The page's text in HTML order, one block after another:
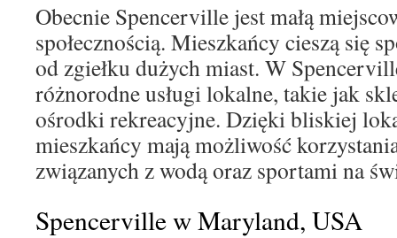
Obecnie Spencerville jest małą
społecznością. Mieszkańcy cieszą się
od zgiełku dużych miast. W
różnorodne usługi lokalne, takie jak
ośrodki rekreacyjne. Dzięki bliskiej
mieszkańcy mają możliwość
związanych z wodą oraz sportami na
Spencerville w Maryland, USA